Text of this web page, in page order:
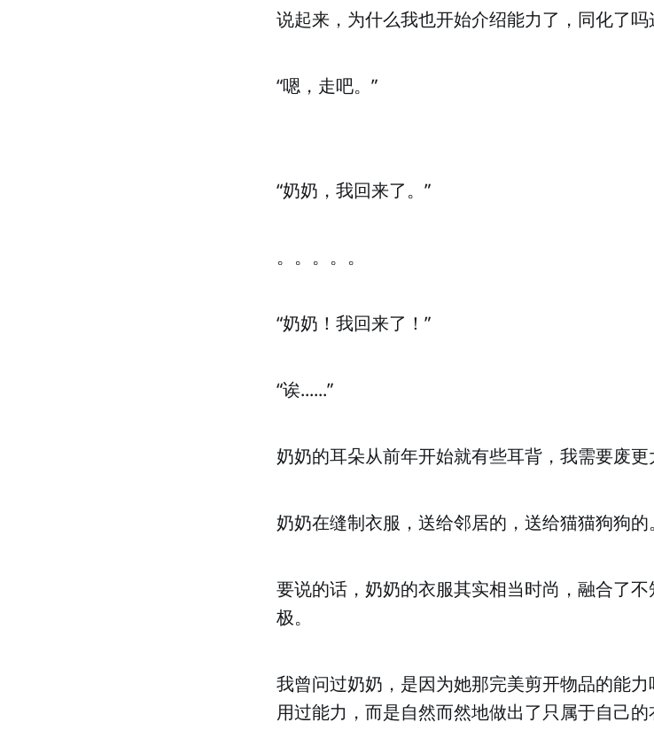
说起来，为什么我也开始介绍能力了，同化了吗
“嗯，走吧。”
“奶奶，我回来了。”
。。。。。
“奶奶！我回来了！”
“诶......”
奶奶的耳朵从前年开始就有些耳背，我需要废更
奶奶在缝制衣服，送给邻居的，送给猫猫狗狗的。
要说的话，奶奶的衣服其实相当时尚，融合了
极。
我曾问过奶奶，是因为她那完美剪开物品的能
用过能力，而是自然而然地做出了只属于自己的